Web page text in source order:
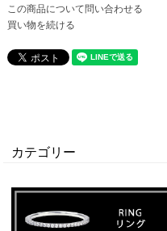
この商品について問い合わせる
買い物を続ける
カテゴリー